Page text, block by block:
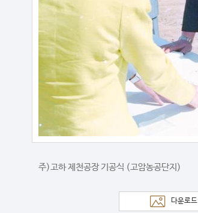
주)고하 제천공장 기공식 (고암농공단지)
다운로드